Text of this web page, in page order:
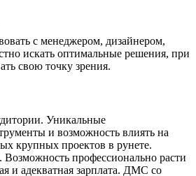
с менеджером, дизайнером,
искать оптимальные решения, при
свою точку зрения.
Уникальные
и возможность влиять на
крупных проектов в рунете.
профессионально расти
и адекватная зарплата. ДМС со